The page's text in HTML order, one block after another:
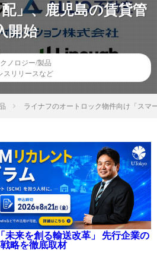
」、鹿児島の賃貸管
開始
ノロジー/製品
スリリースなど
ライナフのオートロック物件向け「スマ
未来を創る輸送改革」 先行企業の
略を徹底取材